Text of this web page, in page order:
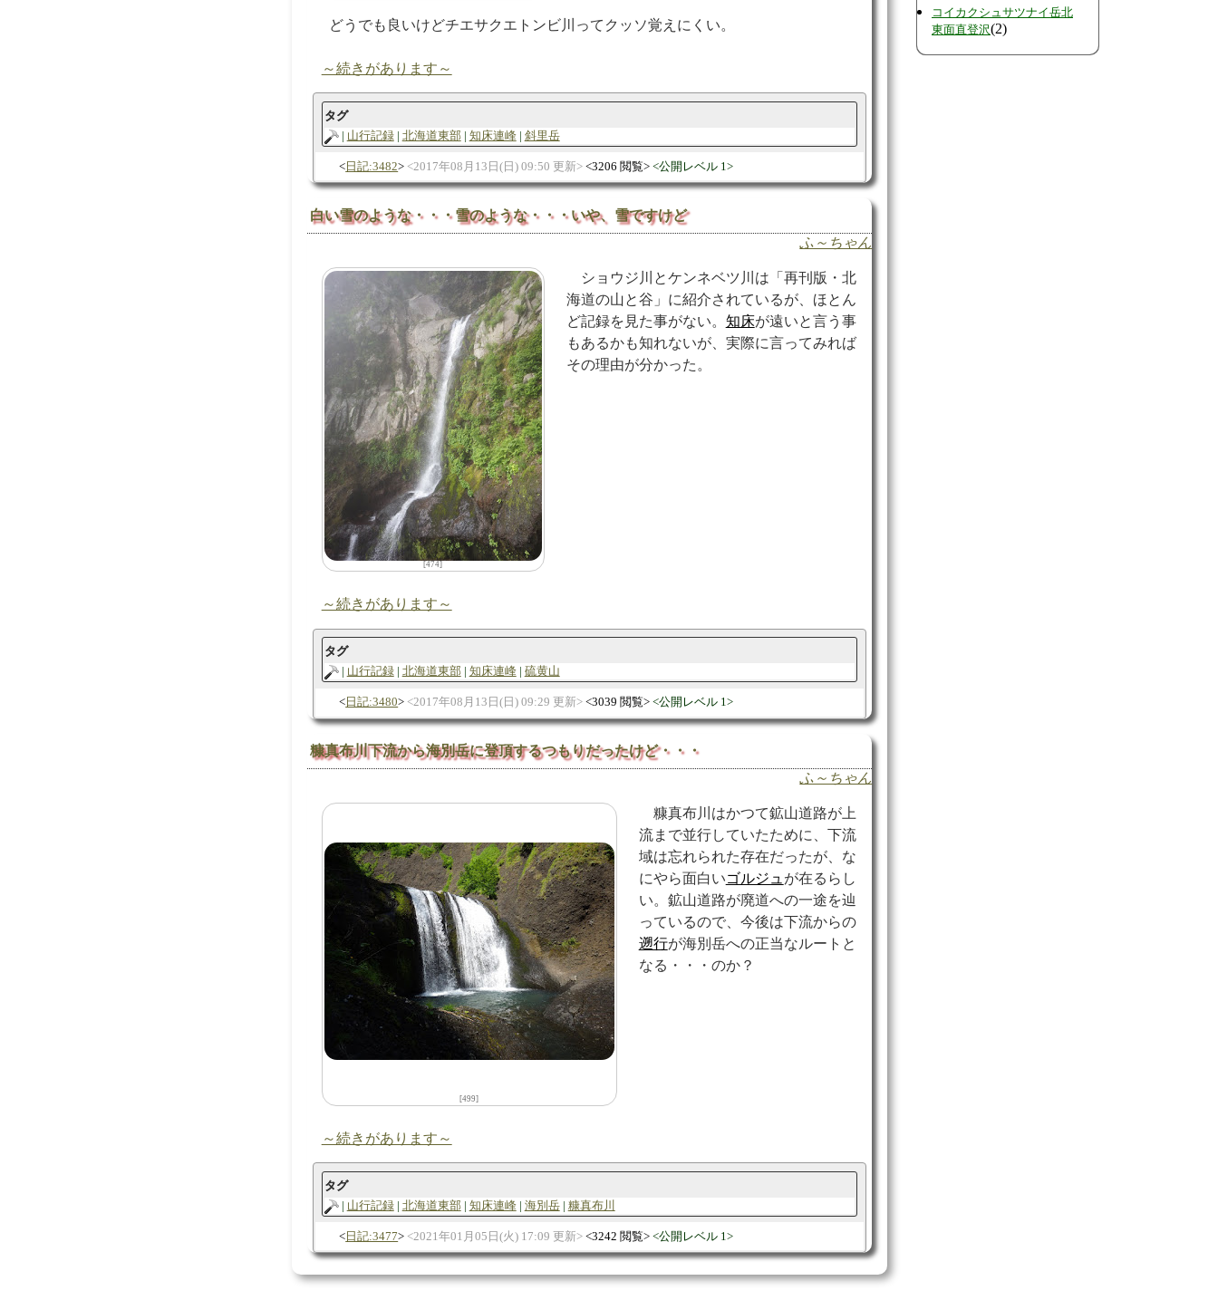
どうでも良いけどチエサクエトンビ川ってクッソ覚えにくい。
～続きがあります～
タグ
山行記録
北海道東部 知床連峰 斜里岳
日記:3482 2017年08月13日(日) 09:50 更新 3206 閲覧 公開レベル 1
白い雪のような・・・雪のような・・・いや、雪ですけど
ふ～ちゃん
[474]
ショウジ川とケンネベツ川は「再刊版・北
海道の山と谷」に紹介されているが、ほとん
ど記録を見た事がない。 知床が遠いと言う事
もあるかも知れないが、実際に言ってみれば
その理由が分かった。
～続きがあります～
タグ
山行記録
北海道東部 知床連峰 硫黄山
日記:3480 2017年08月13日(日) 09:29 更新 3039 閲覧 公開レベル 1
糠真布川下流から海別岳に登頂するつもりだったけど・・・
ふ～ちゃん
[499]
糠真布川はかつて鉱山道路が上
流まで並行していたために、下流
域は忘れられた存在だったが、な
にやら面白いゴルジュ が在るらし
い。鉱山道路が廃道への一途を辿
っているので、今後は下流からの
遡行が海別岳への正当なルートと
なる・・・のか？
～続きがあります～
タグ
山行記録
北海道東部 知床連峰 海別岳 糠真布川
日記:3477 2021年01月05日(火) 17:09 更新 3242 閲覧 公開レベル 1
コイカクシュサツナイ岳北
東面直登沢(2)